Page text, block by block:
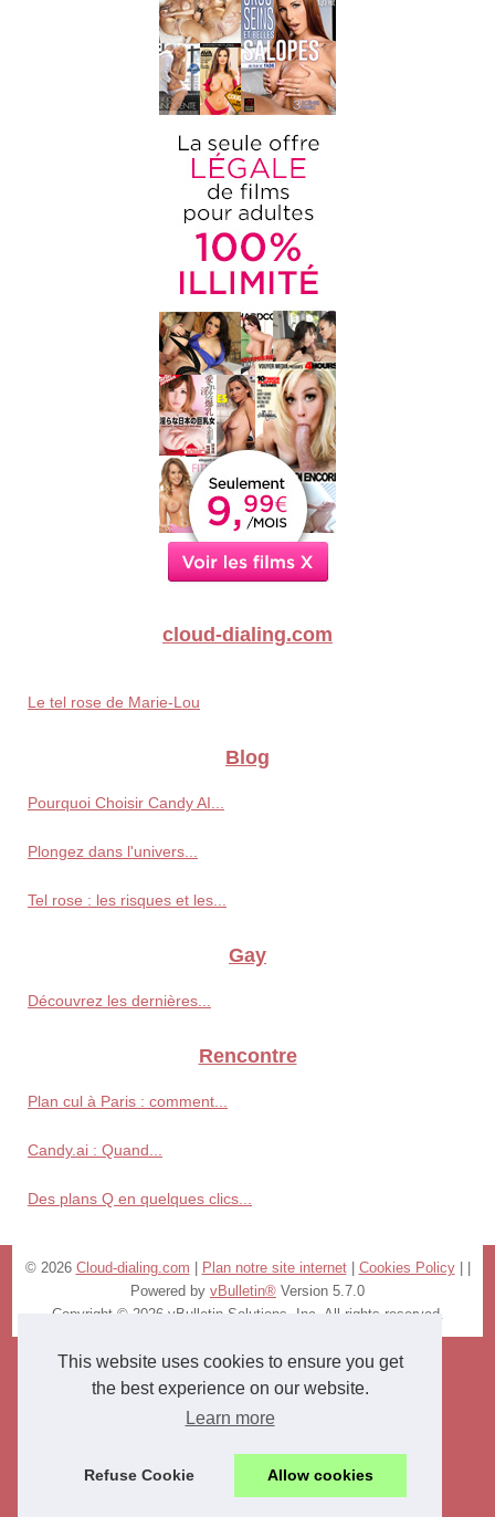
This website uses cookies to ensure you get
the best experience on our website.
Learn more
Refuse Cookie Allow cookies
cloud-dialing.com
Le tel rose de Marie-Lou
Blog
Pourquoi Choisir Candy AI...
Plongez dans l'univers...
Tel rose : les risques et les...
Gay
Découvrez les dernières...
Rencontre
Plan cul à Paris : comment...
Candy.ai : Quand...
Des plans Q en quelques clics...
© 2026 Cloud-dialing.com Plan notre site internet| Cookies Policy|
Powered by vBulletin® Version 5.7.0
Copyright © 2026 vBulletin Solutions, Inc. All rights reserved.